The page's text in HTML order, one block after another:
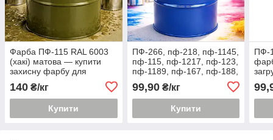
Фарба ПФ-115 RAL 6003
(хакі) матова — купити
захисну фарбу для
військової техніки в Україні
140 ₴/кг
Купити
ПФ-266, пф-218, пф-1145,
пф-115, пф-1217, пф-123,
пф-1189, пф-167, пф-188,
99,90₴/кг
Купити
ПФ-